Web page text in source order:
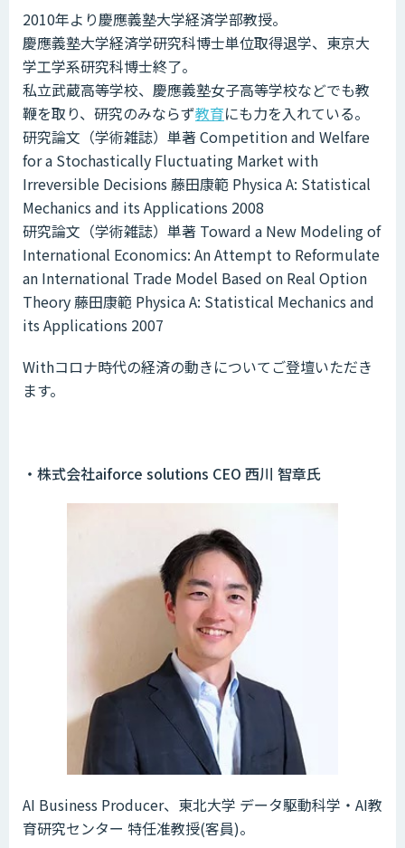
2010年より慶應義塾大学経済学部教授。
慶應義塾大学経済学研究科博士単位取得退学、東京大
学工学系研究科博士終了。
私立武蔵高等学校、慶應義塾女子高等学校などでも教
鞭を取り、研究のみならず教育にも力を入れている。
研究論文（学術雑誌）単著 Competition and Welfare
for a Stochastically Fluctuating Market with
Irreversible Decisions 藤田康範 Physica A: Statistical
Mechanics and its Applications 2008
研究論文（学術雑誌）単著 Toward a New Modeling of
International Economics: An Attempt to Reformulate
an International Trade Model Based on Real Option
Theory 藤田康範 Physica A: Statistical Mechanics and
its Applications 2007
Withコロナ時代の経済の動きについてご登壇いただき
ます。
・株式会社aiforce solutions CEO 西川 智章氏
AI Business Producer、東北大学 データ駆動科学・AI教
育研究センター 特任准教授(客員)。